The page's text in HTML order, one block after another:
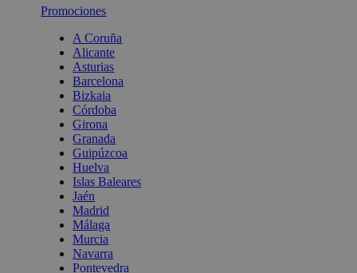
Promociones
A Coruña
Alicante
Asturias
Barcelona
Bizkaia
Córdoba
Girona
Granada
Guipúzcoa
Huelva
Islas Baleares
Jaén
Madrid
Málaga
Murcia
Navarra
Pontevedra